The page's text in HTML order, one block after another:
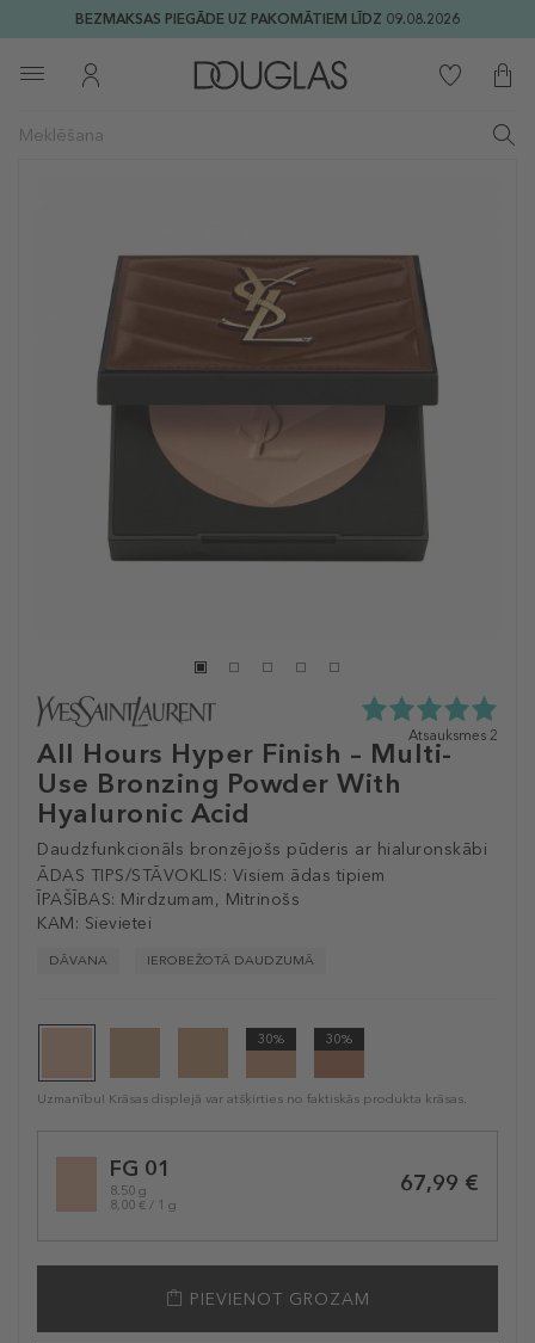
BEZMAKSAS PIEGĀDE UZ PAKOMĀTIEM LĪDZ 09.08.2026
All Hours Hyper Finish – Multi-
Use Bronzing Powder With
Hyaluronic Acid
Daudzfunkcionāls bronzējošs pūderis ar hialuronskābi
ĀDAS TIPS/STĀVOKLIS: Visiem ādas tipiem
ĪPAŠĪBAS: Mirdzumam, Mitrinošs
KAM: Sievietei
DĀVANA IEROBEŽOTĀ DAUDZUMĀ
5.0
zvaigžņu
atsauksmēm
Atsauksmes 2
30% 30%
Uzmanību! Krāsas displejā var atšķirties no faktiskās produkta krāsas.
variationFG 01
8.50 g
8,00 € / 1 g
67,99 €
PIEVIENOT GROZAM